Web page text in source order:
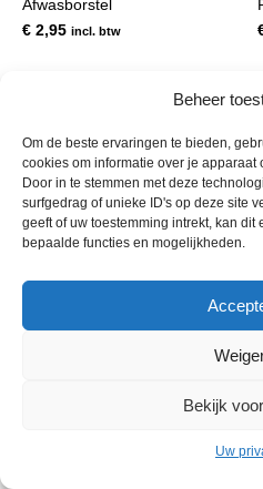
Beheer
Om de beste ervaringen te bieden,
cookies om informatie over je apparaat
Door in te stemmen met deze
surfgedrag of unieke ID's op deze site
geeft of uw toestemming intrekt, kan
bepaalde functies en mogelijkheden.
Bekijk
Uw
Afwasborstel
€ 2,95 incl. btw
© 2013 - 2026 De Duurzame Tuin
NL001968744B76